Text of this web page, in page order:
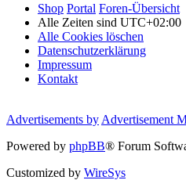
Shop Portal Foren-Übersicht
Alle Zeiten sind UTC+02:00
Alle Cookies löschen
Datenschutzerklärung
Impressum
Kontakt
Advertisements by Advertisement
Powered by phpBB® Forum
Customized by WireSys